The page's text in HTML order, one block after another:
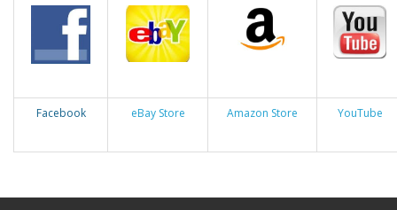
Facebook eBay Store Amazon Store YouTube